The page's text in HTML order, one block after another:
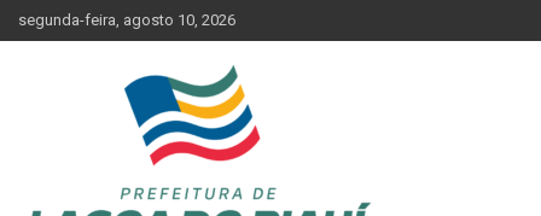
to
segunda-feira, agosto 10, 2026